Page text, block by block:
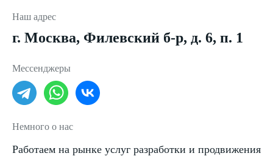
Наш адрес
г. Москва, Филевский б-р, д. 6, п. 1
Мессенджеры
Немного о нас
Работаем на рынке услуг разработки и продвижения